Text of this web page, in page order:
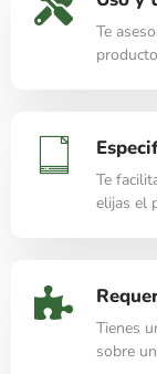
Te
Te
elijas el
Tienes
sobre